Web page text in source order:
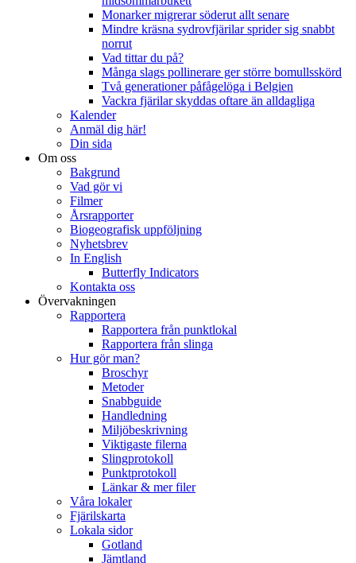
Monarker migrerar söderut allt senare
Mindre kräsna sydrovfjärilar sprider sig snabbt
norrut
Vad tittar du på?
Många slags pollinerare ger större bomullsskörd
Två generationer påfågelöga i Belgien
Vackra fjärilar skyddas oftare än alldagliga
Kalender
Anmäl dig här!
Din sida
Om oss
Bakgrund
Vad gör vi
Filmer
Årsrapporter
Biogeografisk uppföljning
Nyhetsbrev
In English
Butterfly Indicators
Kontakta oss
Övervakningen
Rapportera
Rapportera från punktlokal
Rapportera från slinga
Hur gör man?
Broschyr
Metoder
Snabbguide
Handledning
Miljöbeskrivning
Viktigaste filerna
Slingprotokoll
Punktprotokoll
Länkar & mer filer
Våra lokaler
Fjärilskarta
Lokala sidor
Gotland
Jämtland